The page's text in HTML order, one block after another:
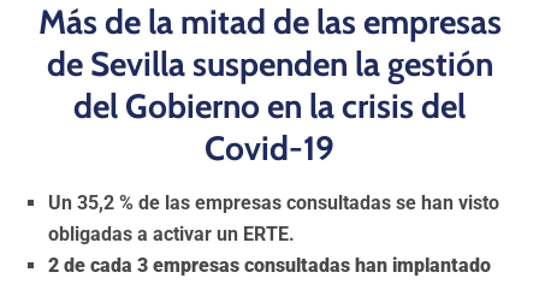
Más de la mitad de las empresas
de Sevilla suspenden la gestión
del Gobierno en la crisis del
Covid-19
Un 35,2 % de las empresas consultadas se han visto
obligadas a activar un ERTE.
2 de cada 3 empresas consultadas han implantado